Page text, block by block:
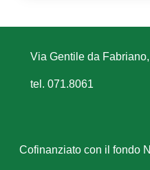
Via Gentile da
tel. 071.8061
Cofinanziato con il fondo